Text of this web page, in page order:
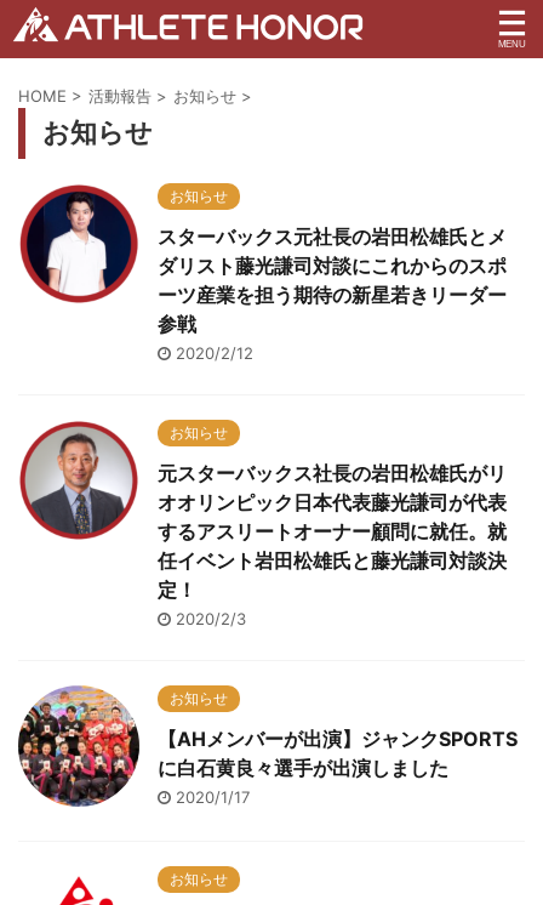
HOME > 活動報告 > お知らせ >
お知らせ
お知らせ
スターバックス元社長の岩田松雄氏とメ
ダリスト藤光謙司対談にこれからのスポ
ーツ産業を担う期待の新星若きリーダー
参戦
2020/2/12
お知らせ
元スターバックス社長の岩田松雄氏がリ
オオリンピック日本代表藤光謙司が代表
するアスリートオーナー顧問に就任。就
任イベント岩田松雄氏と藤光謙司対談決
定！
2020/2/3
お知らせ
【AHメンバーが出演】ジャンクSPORTS
に白石黄良々選手が出演しました
2020/1/17
お知らせ